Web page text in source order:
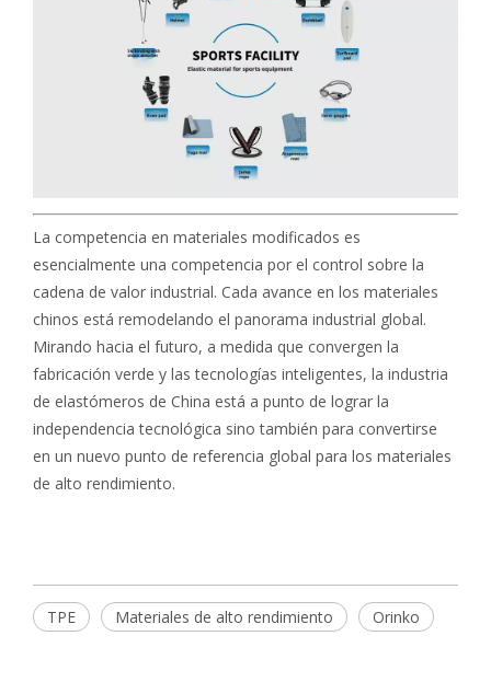
La competencia en materiales modificados es
esencialmente una competencia por el control sobre la
cadena de valor industrial. Cada avance en los materiales
chinos está remodelando el panorama industrial global.
Mirando hacia el futuro, a medida que convergen la
fabricación verde y las tecnologías inteligentes, la industria
de elastómeros de China está a punto de lograr la
independencia tecnológica sino también para convertirse
en un nuevo punto de referencia global para los materiales
de alto rendimiento.
TPE Materiales de alto rendimiento Orinko